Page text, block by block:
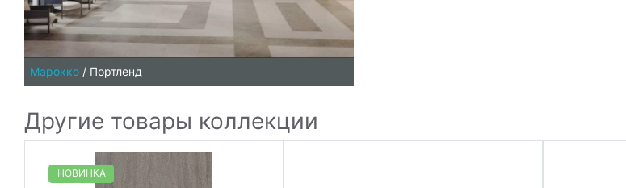
Марокко / Портленд
Другие товары коллекции
НОВИНКА